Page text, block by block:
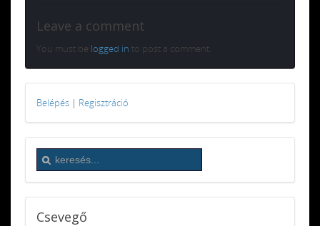
Leave a comment
You must be logged in to post a comment.
Belépés | Regisztráció
Csevegő